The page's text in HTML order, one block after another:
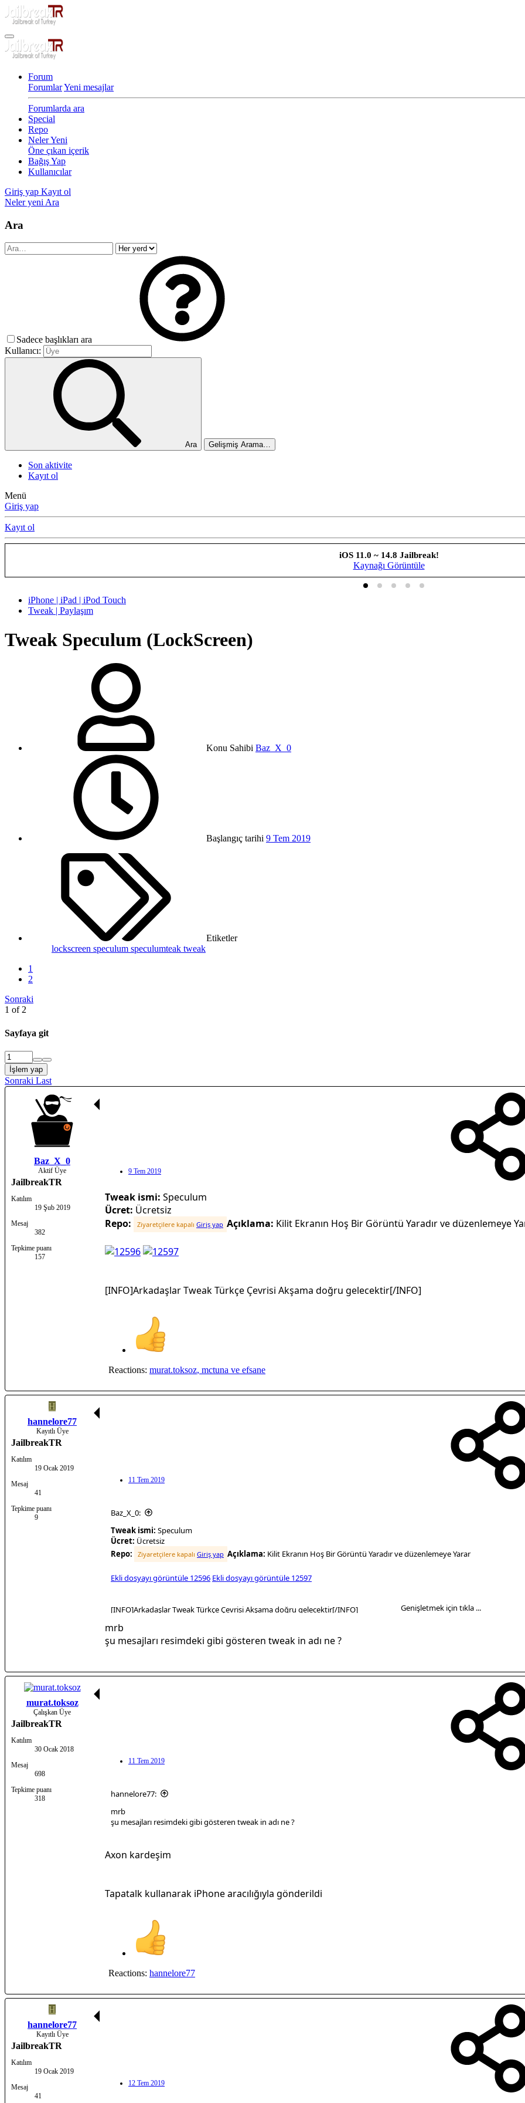
Forum
ForumlarYeni mesajlar
Forumlarda ara
Special
Repo
Neler Yeni
Öne çıkan içerik
Bağış Yap
Kullanıcılar
Giriş yap Kayıt ol
Neler yeni Ara
Ara
Sadece başlıkları ara
Kullanıcı:
Ara Gelişmiş Arama…
Son aktivite
Kayıt ol
Menü
Giriş yap
Kayıt ol
iOS 11.0 ~ 14.8 Jailbreak!
Kaynağı Görüntüle
iPhone | iPad | iPod Touch
Tweak | Paylaşım
Tweak Speculum (LockScreen)
Konu Sahibi Baz_X_0
Başlangıç tarihi 9 Tem 2019
Etiketler
lockscreen speculum speculumteak tweak
1
2
Sonraki
1 of 2
Sayfaya git
İşlem yap
Sonraki Last
Baz_X_0
Aktif Üye
JailbreakTR
Katılım
19 Şub 2019
Mesaj
382
Tepkime puanı
157
9 Tem 2019
Tweak ismi: Speculum
Ücret: Ücretsiz
Repo:
Ziyaretçilere kapalı Giriş yap Açıklama: Kilit Ekranın Hoş Bir Görüntü Yaradır ve düzenlemeye
[INFO]Arkadaşlar Tweak Türkçe Çevrisi Akşama doğru gelecektir[/INFO]
Reactions: murat.toksoz, mctuna ve efsane
H
hannelore77
Kayıtlı Üye
JailbreakTR
Katılım
19 Ocak 2019
Mesaj
41
Tepkime puanı
9
11 Tem 2019
Baz_X_0:
Tweak ismi: Speculum
Ücret: Ücretsiz
Repo:
Ziyaretçilere kapalı Giriş yap Açıklama: Kilit Ekranın Hoş Bir Görüntü Yaradır ve düzenlemeye Yarar
Ekli dosyayı görüntüle 12596 Ekli dosyayı görüntüle 12597
[INFO]Arkadaşlar Tweak Türkçe Çevrisi Akşama doğru gelecektir[/INFO] Genişletmek için tıkla ...
mrb
şu mesajları resimdeki gibi gösteren tweak in adı ne ?
murat.toksoz
Çalışkan Üye
JailbreakTR
Katılım
30 Ocak 2018
Mesaj
698
Tepkime puanı
318
11 Tem 2019
hannelore77:
mrb
şu mesajları resimdeki gibi gösteren tweak in adı ne ?
Axon kardeşim
Tapatalk kullanarak iPhone aracılığıyla gönderildi
Reactions: hannelore77
H
hannelore77
Kayıtlı Üye
JailbreakTR
Katılım
19 Ocak 2019
Mesaj
41
12 Tem 2019